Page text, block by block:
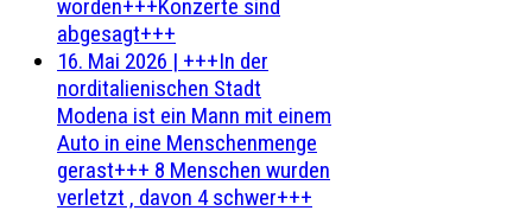
worden+++Konzerte sind
abgesagt+++
16. Mai 2026 | +++In der
norditalienischen Stadt
Modena ist ein Mann mit einem
Auto in eine Menschenmenge
gerast+++ 8 Menschen wurden
verletzt , davon 4 schwer+++